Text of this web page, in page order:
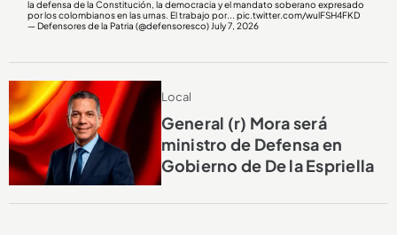
la defensa de la Constitución, la democracia y el mandato soberano expresado
por los colombianos en las urnas. El trabajo por...pic.twitter.com/wulFSH4FKD
— Defensores de la Patria (@defensoresco) July 7, 2026
Local
General (r) Mora será
ministro de Defensa en
Gobierno de De la Espriella